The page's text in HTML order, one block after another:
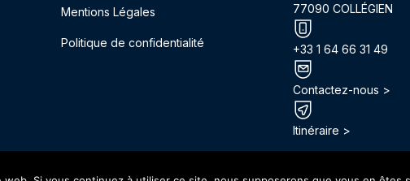
Mentions Légales
Politique de confidentialité
77090 COLLÉGIEN
+33 1 64 66 31 49
Contactez-nous >
Itinéraire >